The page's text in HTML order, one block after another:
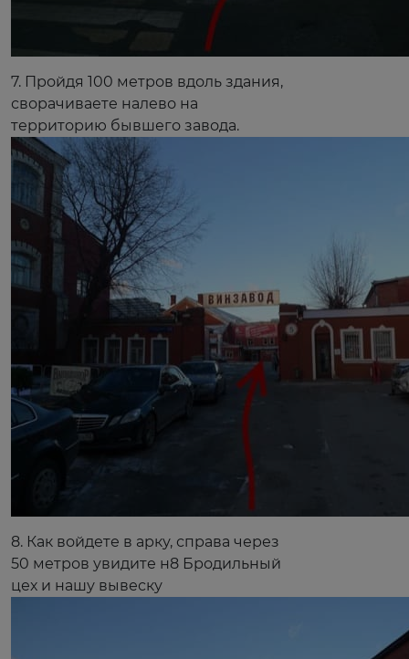
7. Пройдя 100 метров вдоль здания,
сворачиваете налево на
территорию бывшего завода.
8. Как войдете в арку, справа через
50 метров увидите н8 Бродильный
цех и нашу вывеску